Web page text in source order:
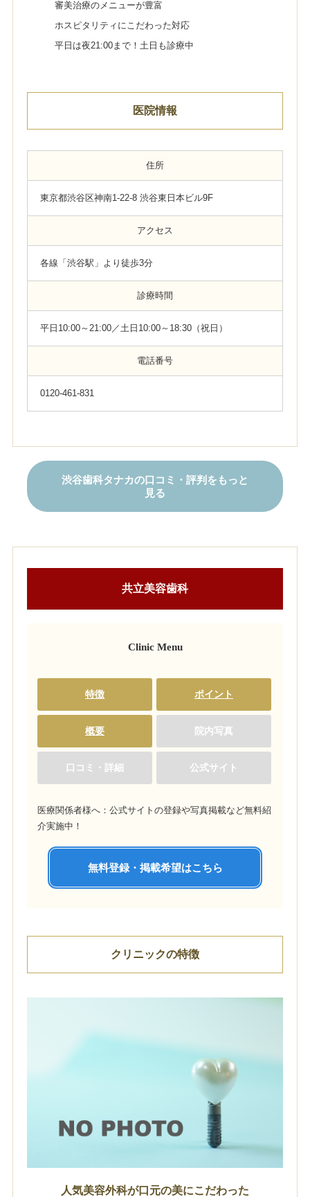
審美治療のメニューが豊富
ホスピタリティにこだわった対応
平日は夜21:00まで！土日も診療中
医院情報
住所
東京都渋谷区神南1-22-8 渋谷東日本ビル9F
アクセス
各線「渋谷駅」より徒歩3分
診療時間
平日10:00～21:00／土日10:00～18:30（祝日）
電話番号
0120-461-831
渋谷歯科タナカの口コミ・評判をもっと
見る
共立美容歯科
Clinic Menu
特徴 ポイント
概要 院内写真
口コミ・詳細 公式サイト
医療関係者様へ：公式サイトの登録や写真掲載など無料紹
介実施中！
無料登録・掲載希望はこちら
クリニックの特徴
人気美容外科が口元の美にこだわった